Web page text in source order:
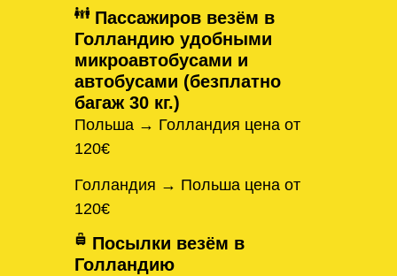
Пассажиров везём в
Голландию удобными
микроавтобусами и
автобусами (безплатно
багаж 30 кг.)
Польша → Голландия цена от
120€
Голландия → Польша цена от
120€
Посылки везём в
Голландию